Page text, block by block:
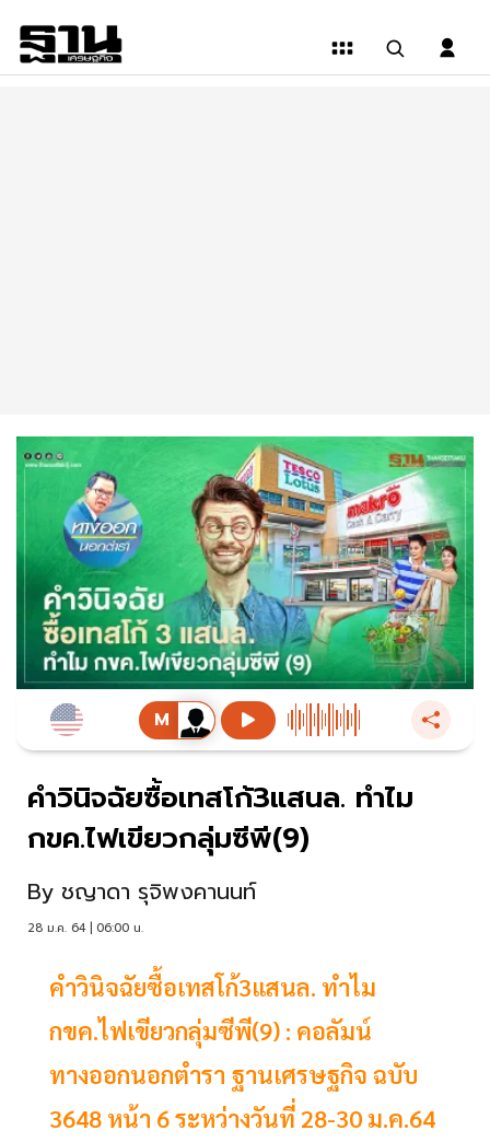
คำวินิจฉัยซื้อเทสโก้3แสนล. ทำไม
กขค.ไฟเขียวกลุ่มซีพี(9)
By ชญาดา รุจิพงคานนท์
28 ม.ค. 64 | 06:00 น.
คำวินิจฉัยซื้อเทสโก้3แสนล. ทำไม
กขค.ไฟเขียวกลุ่มซีพี(9) : คอลัมน์
ทางออกนอกตำรา ฐานเศรษฐกิจ ฉบับ
3648 หน้า 6 ระหว่างวันที่ 28-30 ม.ค.64